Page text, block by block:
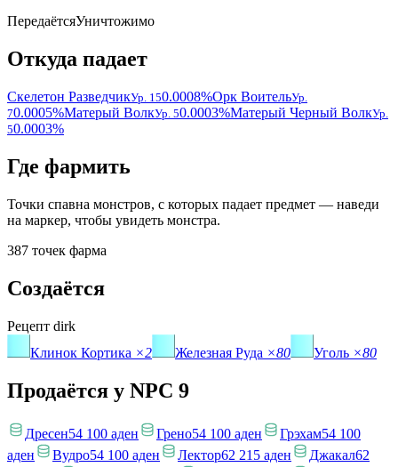
ПередаётсяУничтожимо
Откуда падает
Скелетон РазведчикУр. 150.0008%Орк ВоительУр.
70.0005%Матерый ВолкУр. 50.0003%Матерый Черный ВолкУр.
50.0003%
Где фармить
Точки спавна монстров, с которых падает предмет — наведи
на маркер, чтобы увидеть монстра.
387 точек фарма
Создаётся
Рецепт dirk
Клинок Кортика ×2 Железная Руда ×80 Уголь ×80
Продаётся у NPC 9
Дресен54 100 аден Грено54 100 аден Грэхам54 100
аден
Вудро54 100 аден Лектор62 215 аден Джакал62